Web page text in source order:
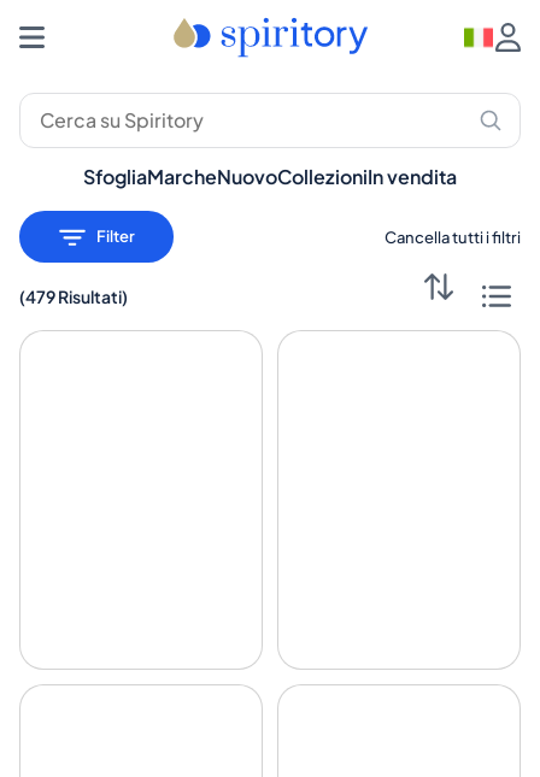
SfogliaMarcheNuovoCollezioniIn vendita
Filter Cancella tutti i filtri
(479 Risultati)